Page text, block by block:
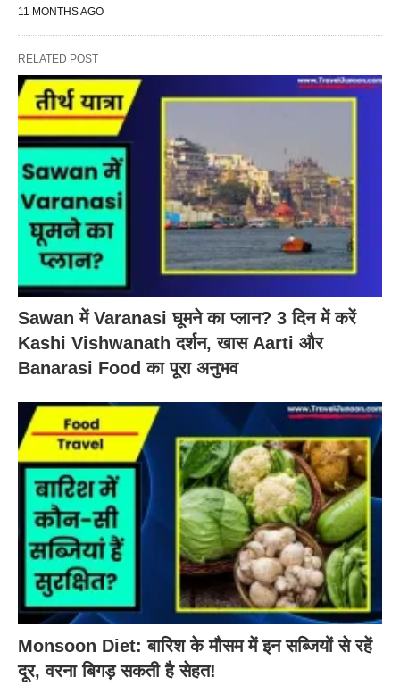
11 MONTHS AGO
RELATED POST
Sawan में Varanasi घूमने का प्लान? 3 दिन में करें
Kashi Vishwanath दर्शन, खास Aarti और
Banarasi Food का पूरा अनुभव
Monsoon Diet: बारिश के मौसम में इन सब्जियों से रहें
दूर, वरना बिगड़ सकती है सेहत!